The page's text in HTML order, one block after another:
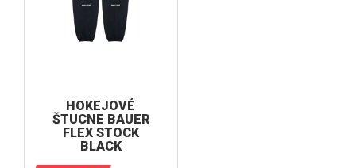
HOKEJOVÉ
ŠTUCNE BAUER
FLEX STOCK
BLACK